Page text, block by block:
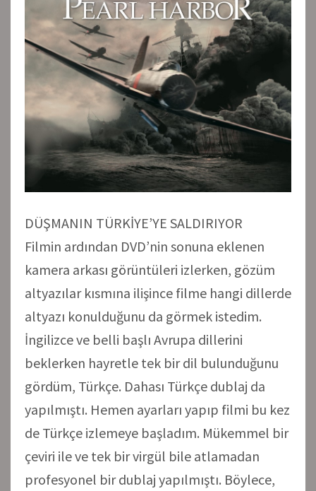
DÜŞMANIN TÜRKİYE’YE SALDIRIYOR
Filmin ardından DVD’nin sonuna eklenen
kamera arkası görüntüleri izlerken, gözüm
altyazılar kısmına ilişince filme hangi dillerde
altyazı konulduğunu da görmek istedim.
İngilizce ve belli başlı Avrupa dillerini
beklerken hayretle tek bir dil bulunduğunu
gördüm, Türkçe. Dahası Türkçe dublaj da
yapılmıştı. Hemen ayarları yapıp filmi bu kez
de Türkçe izlemeye başladım. Mükemmel bir
çeviri ile ve tek bir virgül bile atlamadan
profesyonel bir dublaj yapılmıştı. Böylece,